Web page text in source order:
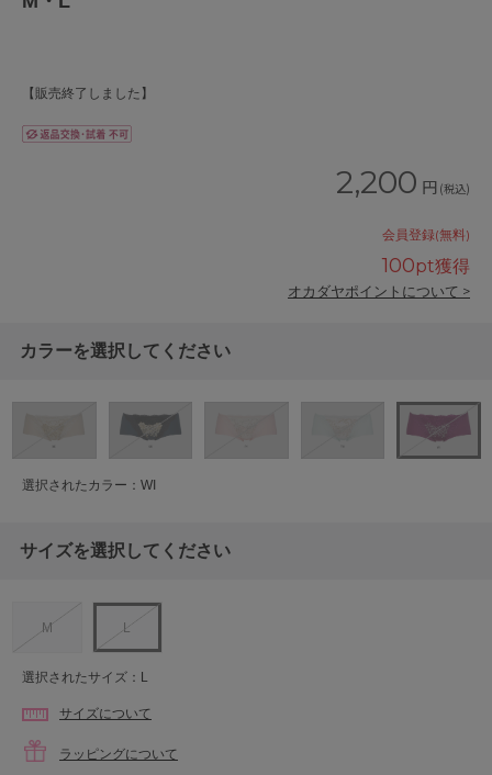
【販売終了しました】
2,200 円 (税込)
会員登録(無料)
100pt獲得
オカダヤポイントについて >
カラーを選択してください
選択されたカラー：WI
サイズを選択してください
M L
選択されたサイズ：L
サイズについて
ラッピングについて